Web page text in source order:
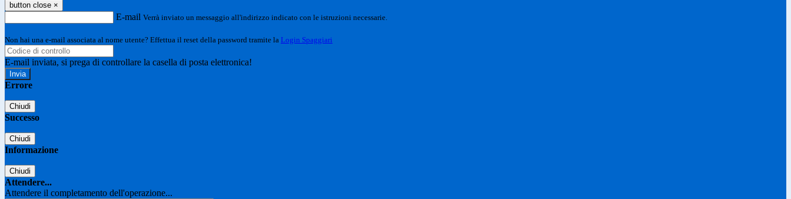
button close ×
E-mail Verrà inviato un messaggio all'indirizzo indicato con le istruzioni necessarie.
Non hai una e-mail associata al nome utente? Effettua il reset della password tramite la Login Spaggiari
E-mail inviata, si prega di controllare la casella di posta elettronica!
Errore
Chiudi
Successo
Chiudi
Informazione
Chiudi
Attendere...
Attendere il completamento dell'operazione...